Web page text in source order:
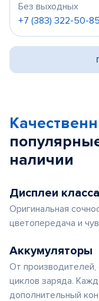
Без выходных
+7 (383) 322-50-85
наличии
Дисплеи
Оригинальная
цветопередача и
Аккумуляторы
От
циклов заряда.
дополнительный